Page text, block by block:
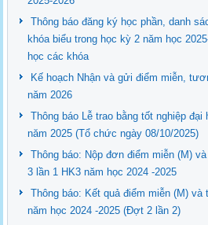
Thông báo đăng ký học phần, danh
khóa biểu trong học kỳ 2 năm học
học các khóa
Kế hoạch Nhận và gửi điểm miễn,
năm 2026
Thông báo Lễ trao bằng tốt nghiệp
năm 2025 (Tổ chức ngày 08/10/2025)
Thông báo: Nộp đơn điểm miễn (M)
3 lần 1 HK3 năm học 2024 -2025
Thông báo: Kết quả điểm miễn (M)
năm học 2024 -2025 (Đợt 2 lần 2)